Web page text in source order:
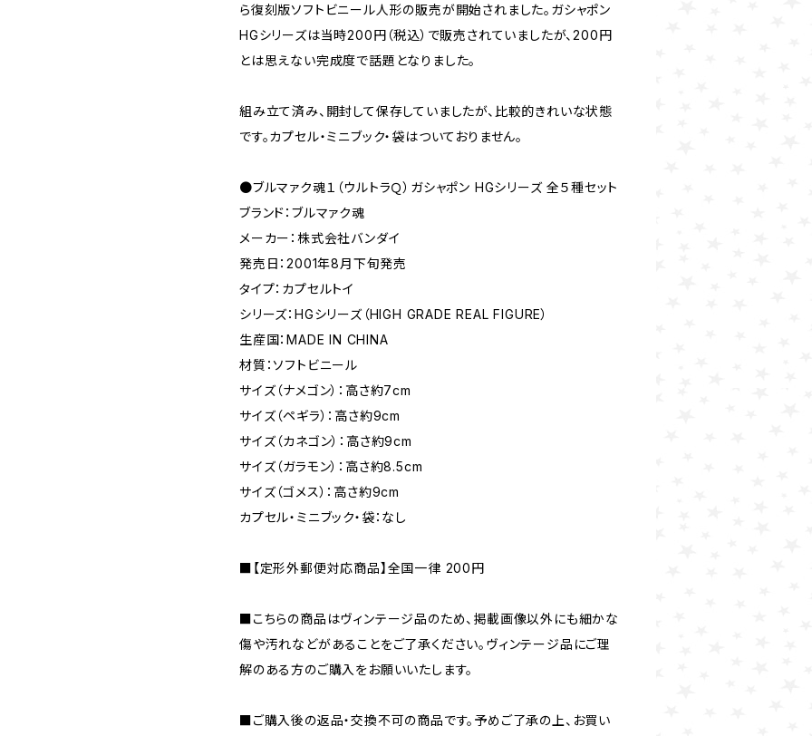
ら復刻版ソフトビニール人形の販売が開始されました。ガシャポン
HGシリーズは当時200円（税込）で販売されていましたが、200円
とは思えない完成度で話題となりました。
組み立て済み、開封して保存していましたが、比較的きれいな状態
です。カプセル・ミニブック・袋はついておりません。
●ブルマァク魂１（ウルトラＱ）ガシャポン HGシリーズ 全５種セット
ブランド：ブルマァク魂
メーカー：株式会社バンダイ
発売日：2001年8月下旬発売
タイプ：カプセルトイ
シリーズ：HGシリーズ（HIGH GRADE REAL FIGURE）
生産国：MADE IN CHINA
材質：ソフトビニール
サイズ（ナメゴン）：高さ約7cm
サイズ（ペギラ）：高さ約9cm
サイズ（カネゴン）：高さ約9cm
サイズ（ガラモン）：高さ約8.5cm
サイズ（ゴメス）：高さ約9cm
カプセル・ミニブック・袋：なし
■【定形外郵便対応商品】全国一律 200円
■こちらの商品はヴィンテージ品のため、掲載画像以外にも細かな
傷や汚れなどがあることをご了承ください。ヴィンテージ品にご理
解のある方のご購入をお願いいたします。
■ご購入後の返品・交換不可の商品です。予めご了承の上、お買い